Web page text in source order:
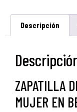
Descripción
ZAPATILLA
MUJER EN